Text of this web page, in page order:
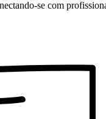
se com